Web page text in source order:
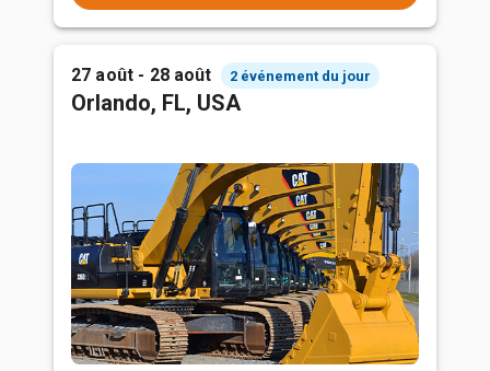
27 août - 28 août 2 événement du jour
Orlando, FL, USA